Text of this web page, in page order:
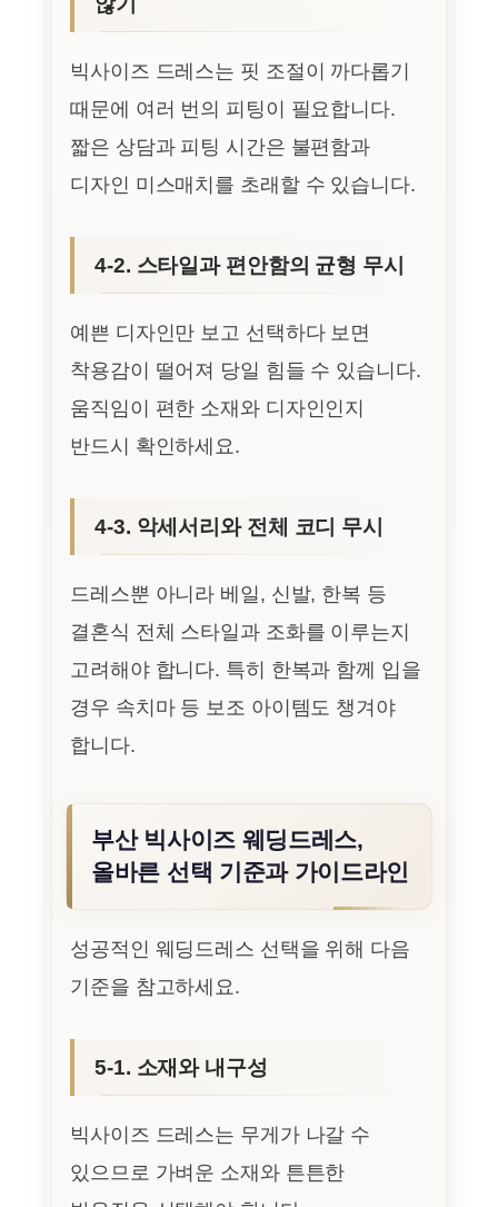
빅사이즈 드레스는 핏 조절이 까다롭기
때문에 여러 번의 피팅이 필요합니다.
짧은 상담과 피팅 시간은 불편함과
디자인 미스매치를 초래할 수 있습니다.
4-2. 스타일과 편안함의 균형 무시
예쁜 디자인만 보고 선택하다 보면
착용감이 떨어져 당일 힘들 수 있습니다.
움직임이 편한 소재와 디자인인지
반드시 확인하세요.
4-3. 악세서리와 전체 코디 무시
드레스뿐 아니라 베일, 신발, 한복 등
결혼식 전체 스타일과 조화를 이루는지
고려해야 합니다. 특히 한복과 함께 입을
경우 속치마 등 보조 아이템도 챙겨야
합니다.
부산 빅사이즈 웨딩드레스,
올바른 선택 기준과 가이드라인
성공적인 웨딩드레스 선택을 위해 다음
기준을 참고하세요.
5-1. 소재와 내구성
빅사이즈 드레스는 무게가 나갈 수
있으므로 가벼운 소재와 튼튼한